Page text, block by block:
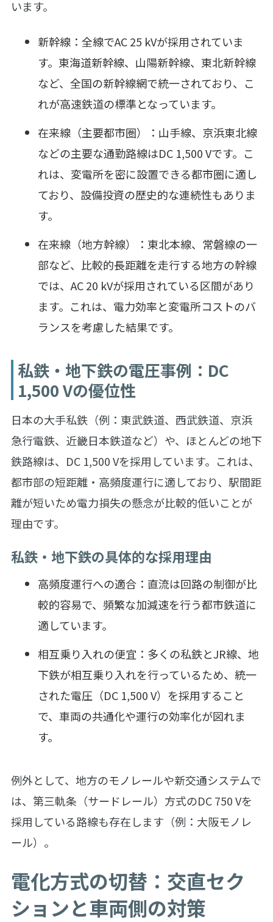
います。
新幹線：全線でAC 25 kVが採用されていま
す。東海道新幹線、山陽新幹線、東北新幹線
など、全国の新幹線網で統一されており、こ
れが高速鉄道の標準となっています。
在来線（主要都市圏）：山手線、京浜東北線
などの主要な通勤路線はDC 1,500 Vです。こ
れは、変電所を密に設置できる都市圏に適し
ており、設備投資の歴史的な連続性もありま
す。
在来線（地方幹線）：東北本線、常磐線の一
部など、比較的長距離を走行する地方の幹線
では、AC 20 kVが採用されている区間があり
ます。これは、電力効率と変電所コストのバ
ランスを考慮した結果です。
私鉄・地下鉄の電圧事例：DC
1,500 Vの優位性
日本の大手私鉄（例：東武鉄道、西武鉄道、京浜
急行電鉄、近畿日本鉄道など）や、ほとんどの地下
鉄路線は、DC 1,500 Vを採用しています。これは、
都市部の短距離・高頻度運行に適しており、駅間距
離が短いため電力損失の懸念が比較的低いことが
理由です。
私鉄・地下鉄の具体的な採用理由
高頻度運行への適合：直流は回路の制御が比
較的容易で、頻繁な加減速を行う都市鉄道に
適しています。
相互乗り入れの便宜：多くの私鉄とJR線、地
下鉄が相互乗り入れを行っているため、統一
された電圧（DC 1,500 V）を採用すること
で、車両の共通化や運行の効率化が図れま
す。
例外として、地方のモノレールや新交通システムで
は、第三軌条（サードレール）方式のDC 750 Vを
採用している路線も存在します（例：大阪モノレ
ール）。
電化方式の切替：交直セク
ションと車両側の対策